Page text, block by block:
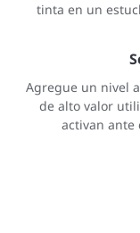
tinta en un
Agregue un nivel
de alto valor
activan ante